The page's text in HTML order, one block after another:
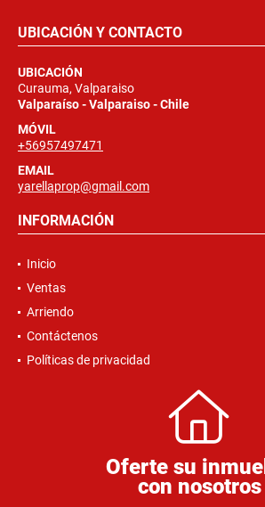
UBICACIÓN Y CONTACTO
UBICACIÓN
Curauma, Valparaiso
Valparaíso - Valparaiso - Chile
MÓVIL
+56957497471
EMAIL
yarellaprop@gmail.com
INFORMACIÓN
Inicio
Ventas
Arriendo
Contáctenos
Políticas de privacidad
Oferte su
con nosotros